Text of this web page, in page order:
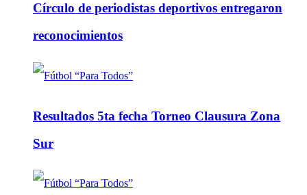
Círculo de periodistas deportivos entregaron
reconocimientos
Resultados 5ta fecha Torneo Clausura Zona
Sur